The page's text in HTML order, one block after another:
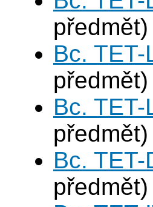
předmět)
Bc.
předmět)
Bc.
předmět)
Bc.
předmět)